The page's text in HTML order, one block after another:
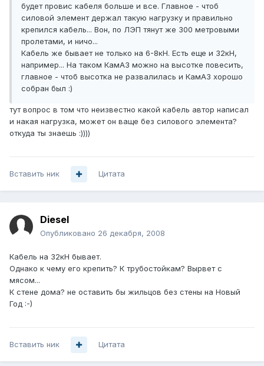
будет провис кабеля больше и все. Главное - чтоб
силовой элемент держал такую нагрузку и правильно
крепился кабель... Вон, по ЛЭП тянут же 300 метровыми
пролетами, и ничо...
Кабель же бывает не только на 6-8кН. Есть еще и 32кН,
например... На таком КамАЗ можно на высотке повесить,
главное - чтоб высотка не развалилась и КамАЗ хорошо
собран был :)
тут вопрос в том что неизвестно какой кабель автор написал
и накая нагрузка, может он ваще без силового элемента?
откуда ты знаешь :))))
Вставить ник Цитата
Diesel
Опубликовано 26 декабря, 2008
Кабель на 32кН бывает.
Однако к чему его крепить? К трубостойкам? Вырвет с
мясом...
К стене дома? не оставить бы жильцов без стены на Новый
Год :-)
Вставить ник Цитата